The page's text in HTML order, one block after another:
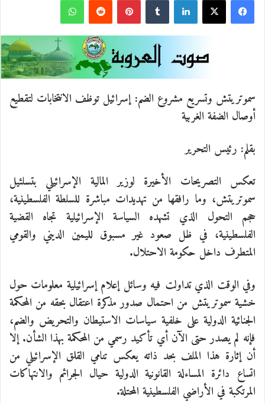
ب
و
ك
X
ي
ن
ك
ن
T
u
m
r
ي
ن
ت
ي
س
ت
R
e
d
ا
ت
س
سموتريتش وتسريع مشروع الضم: إسرائيل توظف الانتخابات لتقطيع
أوصال الضفة الغربية
بقلم: رئيس التحرير
تعكس التصريحات الأخيرة لوزير المالية الإسرائيلي بتسلئيل
سموتريتش، وما رافقها من تهديدات مباشرة للسلطة الفلسطينية،
حجم التحول الذي تشهده السياسة الإسرائيلية تجاه القضية
الفلسطينية، في ظل صعود غير مسبوق لليمين الديني والقومي
المتطرف داخل حكومة الاحتلال.
وفي الوقت الذي تداولت فيه وسائل إعلام إسرائيلية معلومات حول
خشية سموتريتش من احتمال صدور مذكرة اعتقال بحقه من المحكمة
الجنائية الدولية على خلفية سياسات الاستيطان والتحريض والضم،
فإنه لم يصدر حتى الآن أي تأكيد رسمي من المحكمة بهذا الشأن. إلا
أن إثارة هذا الملف بحد ذاته يعكس تنامي القلق الإسرائيلي من
اتساع دائرة المساءلة القانونية الدولية حيال الجرائم والانتهاكات
المرتكبة في الأراضي الفلسطينية المحتلة.